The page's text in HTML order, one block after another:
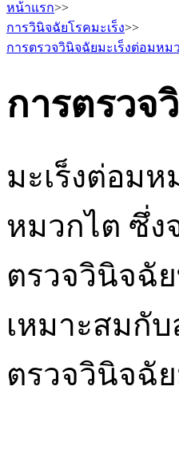
หน้าแรก>>
การวินิจฉัยโรคมะเร็ง>>
การตรวจวินิจฉัยมะเร็งต่อมหม
การตรวจ
มะเร็งต่อม
หมวกไต ซึ่ง
ตรวจวินิจฉั
เหมาะสมกั
ตรวจวินิจฉั